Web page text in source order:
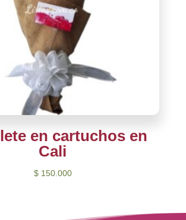
en cartuchos en
Cali
$150.000